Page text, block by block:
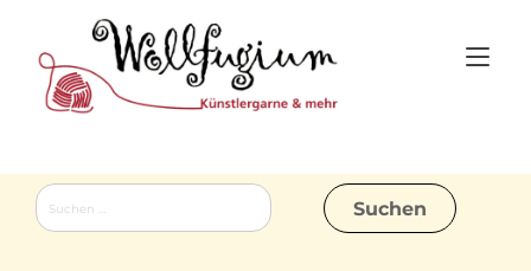
content
Suchen
nach: